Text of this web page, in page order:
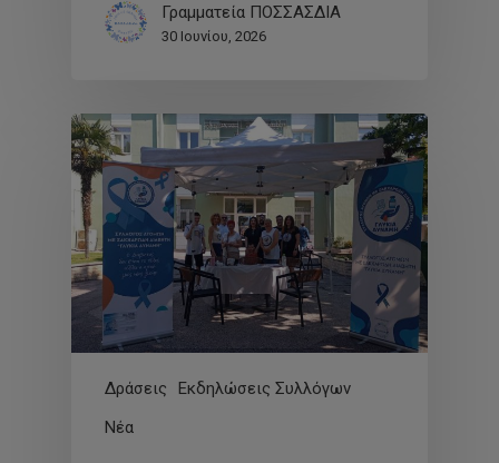
Γραμματεία ΠΟΣΣΑΣΔΙΑ
30 Ιουνίου, 2026
Δράσεις
Εκδηλώσεις Συλλόγων
Νέα